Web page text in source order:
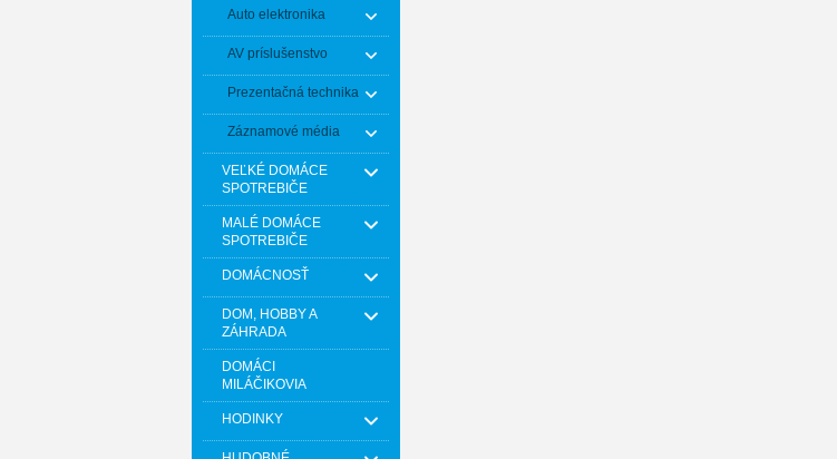
Auto elektronika
AV príslušenstvo
Prezentačná technika
Záznamové média
VEĽKÉ DOMÁCE
SPOTREBIČE
MALÉ DOMÁCE
SPOTREBIČE
DOMÁCNOSŤ
DOM, HOBBY A
ZÁHRADA
DOMÁCI
MILÁČIKOVIA
HODINKY